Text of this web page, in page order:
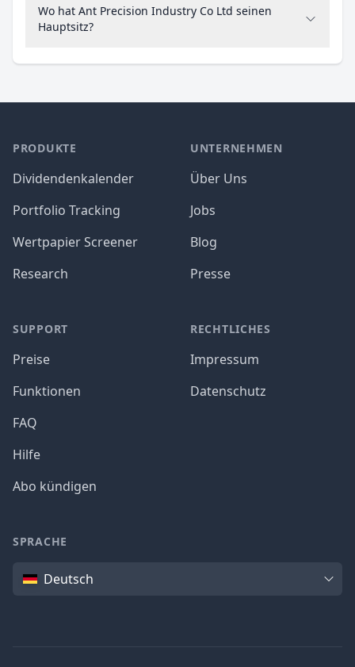
Wo hat Ant Precision Industry Co Ltd seinen
Hauptsitz?
PRODUKTE
Dividendenkalender
Portfolio Tracking
Wertpapier Screener
Research
SUPPORT
Preise
Funktionen
FAQ
Hilfe
Abo kündigen
UNTERNEHMEN
Über Uns
Jobs
Blog
Presse
RECHTLICHES
Impressum
Datenschutz
SPRACHE
SpracheDeutsch